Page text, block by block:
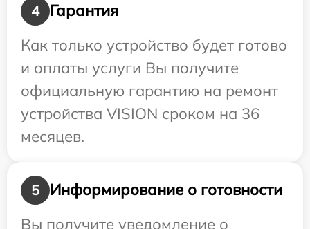
4
Гарантия
Как только устройство будет готово
и оплаты услуги Вы получите
официальную гарантию на ремонт
устройства VISION сроком на 36
месяцев.
5
Информирование о готовности
Вы получите уведомление о